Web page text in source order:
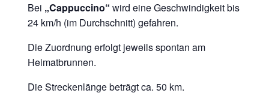
Bei „Cappuccino“ wird eine Geschwindigkeit bis
24 km/h (im Durchschnitt) gefahren.
Die Zuordnung erfolgt jeweils spontan am
Heimatbrunnen.
Die Streckenlänge beträgt ca. 50 km.